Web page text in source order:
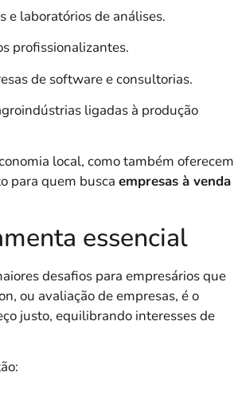
e laboratórios de análises.
profissionalizantes.
de software e consultorias.
ligadas à produção
local, como também oferecem
para quem busca empresas à venda
essencial
desafios para empresários que
ou avaliação de empresas, é o
justo, equilibrando interesses de